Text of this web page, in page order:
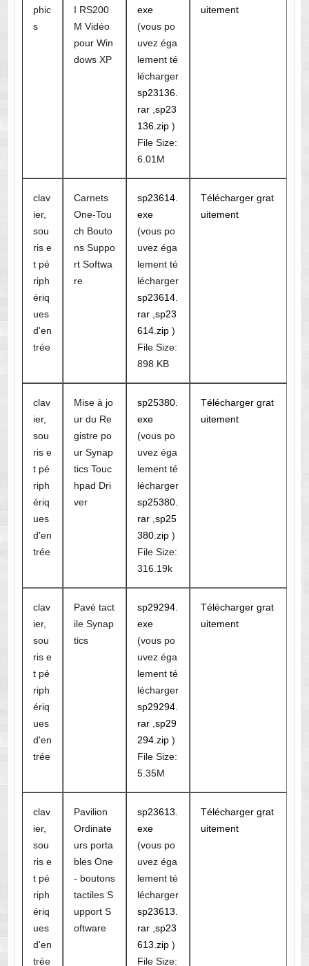
phic
s
I RS200
M Vidéo
pour Win
dows XP
exe
(vous po
uvez éga
lement té
lécharger
sp23136.
rar, sp23
136.zip)
File Size:
6.01M
uitement
clav
ier,
sou
ris e
t pé
riph
ériq
ues
d'en
trée
Carnets
One-Tou
ch Bouto
ns Suppo
rt Softwa
re
sp23614.
exe
(vous po
uvez éga
lement té
lécharger
sp23614.
rar, sp23
614.zip)
File Size:
898 KB
Télécharger grat
uitement
clav
ier,
sou
ris e
t pé
riph
ériq
ues
d'en
trée
Mise à jo
ur du Re
gistre po
ur Synap
tics Touc
hpad Dri
ver
sp25380.
exe
(vous po
uvez éga
lement té
lécharger
sp25380.
rar, sp25
380.zip)
File Size:
316.19k
Télécharger grat
uitement
clav
ier,
sou
ris e
t pé
riph
ériq
ues
d'en
trée
Pavé tact
ile Synap
tics
sp29294.
exe
(vous po
uvez éga
lement té
lécharger
sp29294.
rar, sp29
294.zip)
File Size:
5.35M
Télécharger grat
uitement
clav
ier,
sou
ris e
t pé
riph
ériq
ues
d'en
trée
Pavilion
Ordinate
urs porta
bles One
- boutons
tactiles S
upport S
oftware
sp23613.
exe
(vous po
uvez éga
lement té
lécharger
sp23613.
rar, sp23
613.zip)
File Size:
Télécharger grat
uitement